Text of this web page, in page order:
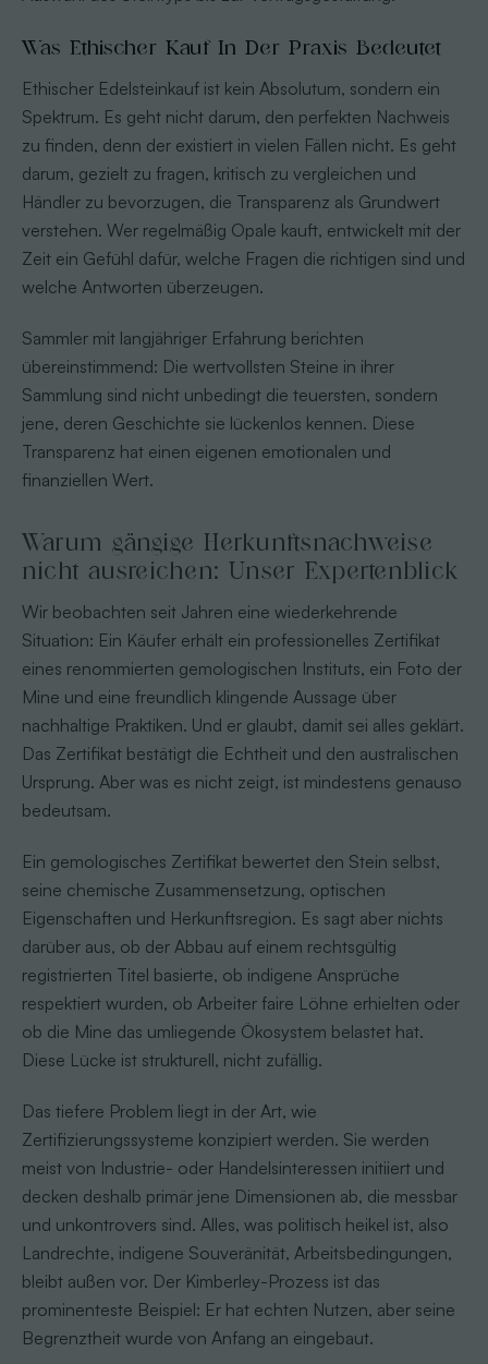
Was Ethischer Kauf In Der Praxis Bedeutet
Ethischer Edelsteinkauf ist kein Absolutum, sondern ein
Spektrum. Es geht nicht darum, den perfekten Nachweis
zu finden, denn der existiert in vielen Fällen nicht. Es geht
darum, gezielt zu fragen, kritisch zu vergleichen und
Händler zu bevorzugen, die Transparenz als Grundwert
verstehen. Wer regelmäßig Opale kauft, entwickelt mit der
Zeit ein Gefühl dafür, welche Fragen die richtigen sind und
welche Antworten überzeugen.
Sammler mit langjähriger Erfahrung berichten
übereinstimmend: Die wertvollsten Steine in ihrer
Sammlung sind nicht unbedingt die teuersten, sondern
jene, deren Geschichte sie lückenlos kennen. Diese
Transparenz hat einen eigenen emotionalen und
finanziellen Wert.
Warum gängige Herkunftsnachweise
nicht ausreichen: Unser Expertenblick
Wir beobachten seit Jahren eine wiederkehrende
Situation: Ein Käufer erhält ein professionelles Zertifikat
eines renommierten gemologischen Instituts, ein Foto der
Mine und eine freundlich klingende Aussage über
nachhaltige Praktiken. Und er glaubt, damit sei alles geklärt.
Das Zertifikat bestätigt die Echtheit und den australischen
Ursprung. Aber was es nicht zeigt, ist mindestens genauso
bedeutsam.
Ein gemologisches Zertifikat bewertet den Stein selbst,
seine chemische Zusammensetzung, optischen
Eigenschaften und Herkunftsregion. Es sagt aber nichts
darüber aus, ob der Abbau auf einem rechtsgültig
registrierten Titel basierte, ob indigene Ansprüche
respektiert wurden, ob Arbeiter faire Löhne erhielten oder
ob die Mine das umliegende Ökosystem belastet hat.
Diese Lücke ist strukturell, nicht zufällig.
Das tiefere Problem liegt in der Art, wie
Zertifizierungssysteme konzipiert werden. Sie werden
meist von Industrie- oder Handelsinteressen initiiert und
decken deshalb primär jene Dimensionen ab, die messbar
und unkontrovers sind. Alles, was politisch heikel ist, also
Landrechte, indigene Souveränität, Arbeitsbedingungen,
bleibt außen vor. Der Kimberley-Prozess ist das
prominenteste Beispiel: Er hat echten Nutzen, aber seine
Begrenztheit wurde von Anfang an eingebaut.